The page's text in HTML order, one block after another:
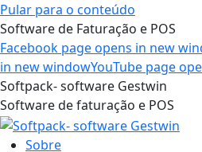
Pular para o conteúdo
Software de Faturação e POS
Facebook page opens in new
in new windowYouTube page
Softpack- software Gestwin
Software de faturação e POS
Sobre